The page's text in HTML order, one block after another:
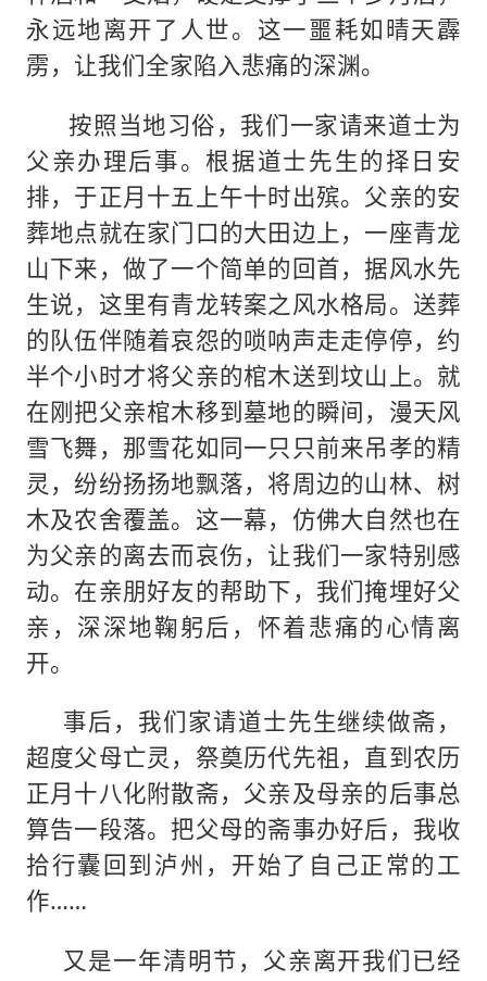
永远地离开了人世。这一噩耗如晴天霹
雳，让我们全家陷入悲痛的深渊。
按照当地习俗，我们一家请来道士为
父亲办理后事。根据道士先生的择日安
排，于正月十五上午十时出殡。父亲的安
葬地点就在家门口的大田边上，一座青龙
山下来，做了一个简单的回首，据风水先
生说，这里有青龙转案之风水格局。送葬
的队伍伴随着哀怨的唢呐声走走停停，约
半个小时才将父亲的棺木送到坟山上。就
在刚把父亲棺木移到墓地的瞬间，漫天风
雪飞舞，那雪花如同一只只前来吊孝的精
灵，纷纷扬扬地飘落，将周边的山林、树
木及农舍覆盖。这一幕，仿佛大自然也在
为父亲的离去而哀伤，让我们一家特别感
动。在亲朋好友的帮助下，我们掩埋好父
亲，深深地鞠躬后，怀着悲痛的心情离
开。
事后，我们家请道士先生继续做斋，
超度父母亡灵，祭奠历代先祖，直到农历
正月十八化附散斋，父亲及母亲的后事总
算告一段落。把父母的斋事办好后，我收
拾行囊回到泸州，开始了自己正常的工
作……
又是一年清明节，父亲离开我们已经